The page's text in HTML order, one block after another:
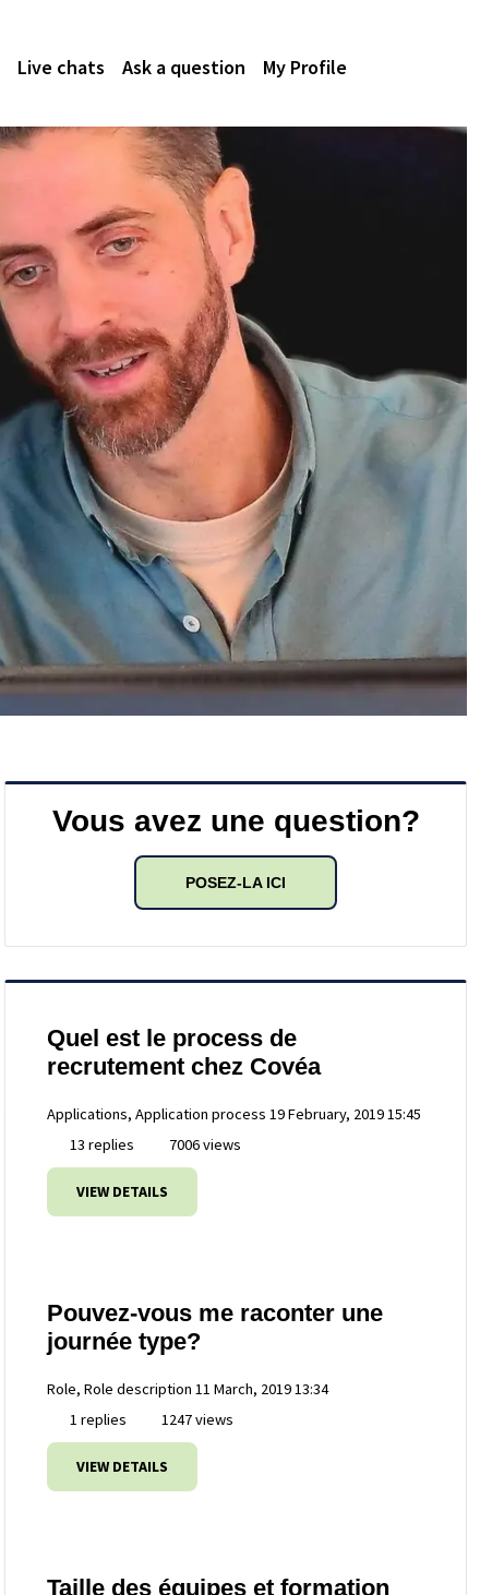
Live chats Ask a question My Profile
Vous avez une question?
POSEZ-LA ICI
Quel est le process de
recrutement chez Covéa
Applications, Application process 19 February, 2019 15:45
13 replies
7006 views
VIEW DETAILS
Pouvez-vous me raconter une
journée type?
Role, Role description 11 March, 2019 13:34
1 replies
1247 views
VIEW DETAILS
Taille des équipes et formation